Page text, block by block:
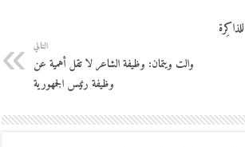
التالي
والت ويتمان: وظيفة الشاعر لا تقل أهمية عن
وظيفة رئيس الجمهورية